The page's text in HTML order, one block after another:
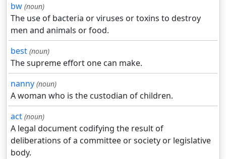
bw (noun)
The use of bacteria or viruses or toxins to destroy
men and animals or food.
best (noun)
The supreme effort one can make.
nanny (noun)
A woman who is the custodian of children.
act (noun)
A legal document codifying the result of
deliberations of a committee or society or legislative
body.